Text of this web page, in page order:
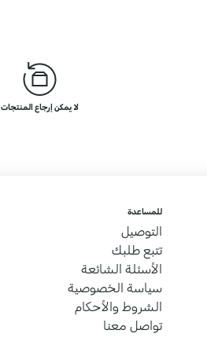
لا يمكن إرجاع المنتجات
للمساعدة
التوصيل
تتبع طلبك
الأسئلة الشائعة
سياسة الخصوصية
الشروط والأحكام
تواصل معنا